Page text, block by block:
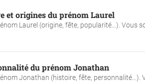
et origines du prénom Laurel
Laurel (origine, fête, popularité…). Vous
du prénom Jonathan
Jonathan (histoire, fête, personnalité…).